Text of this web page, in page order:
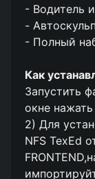
- Водитель
-
- Полный
Как
Запустить
окне
2) Для
NFS TexEd